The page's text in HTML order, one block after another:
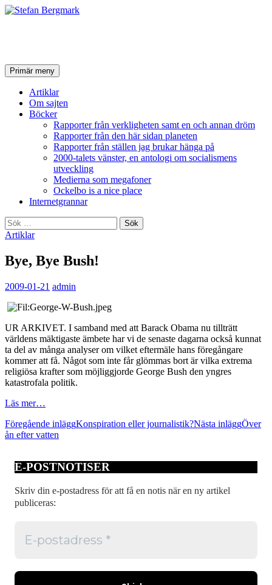
SökPrimär meny Hoppa
till
innehåll
Artiklar
Om sajten
Böcker
Rapporter från verkligheten samt en och annan dröm
Rapporter från den här sidan planeten
Rapporter från ställen jag brukar hänga på
2000-talets vänster, en antologi om socialismens
utveckling
Medierna som megafoner
Ockelbo is a nice place
Internetgrannar
Sök
efter:
Artiklar
Bye, Bye Bush!
2009-01-21 admin
UR ARKIVET. I samband med att Barack Obama nu tillträtt
världens mäktigaste ämbete har vi de senaste dagarna också kunnat
ta del av många analyser om vilket eftermäle hans föregångare
kommer att få. Något som inte får glömmas bort är vilka extrema
religiösa krafter som möjliggjorde George Bush den yngres
katastrofala politik.
Läs mer…
Inläggsnavigering
Föregående inläggKonspiration eller journalistik?Nästa inläggÖver
ån efter vatten
E-POSTNOTISER
Skriv din e-postadress för att få en notis när en ny artikel
publiceras: